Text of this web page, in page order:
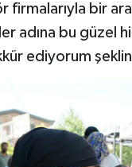
firmalarıyla bir
adına bu güzel
ediyorum